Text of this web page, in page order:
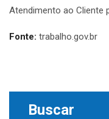
Atendimento ao Cliente
Fonte: trabalho.gov.br
Buscar